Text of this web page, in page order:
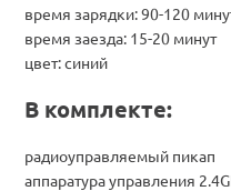
время зарядки: 90-120
время заезда: 15-20 минут
цвет: синий
В комплекте:
радиоуправляемый пикап
аппаратура управления